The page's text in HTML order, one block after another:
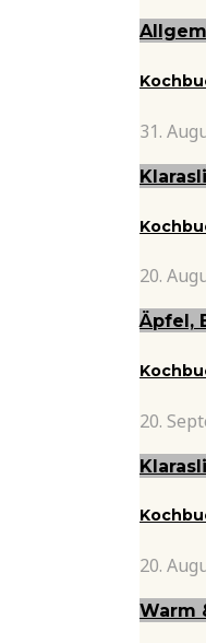
31.
20.
Äpfel,
20.
20.
Warm